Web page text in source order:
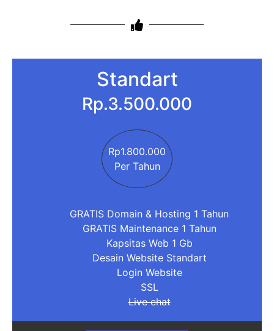
Standart
Rp.3.500.000
Rp1.800.000
Per Tahun
GRATIS Domain & Hosting 1 Tahun
GRATIS Maintenance 1 Tahun
Kapsitas Web 1 Gb
Desain Website Standart
Login Website
SSL
Live chat